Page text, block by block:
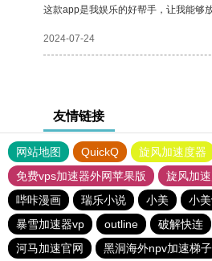
这款app是我娱乐的好帮手，让我能够
2024-07-24
友情链接
网站地图 QuickQ 旋风加速度器
免费vps加速器外网苹果版
旋风加
哔咔漫画
瑞乐小说 小美 小
暴雪加速器vp
outline 破解快连
河马加速官网
黑洞海外npv加速梯子